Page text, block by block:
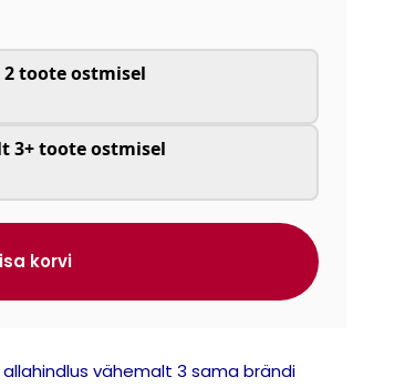
toote ostmisel
3+ toote ostmisel
korvi
allahindlus vähemalt 3 sama brändi